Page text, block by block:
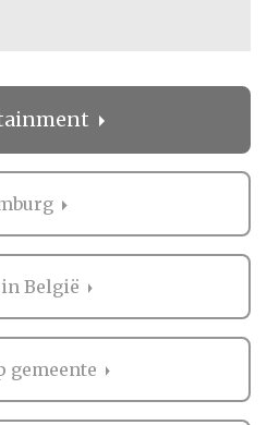
van de pagina
en ontdekt wat het
op feestjes moet
geweldige
je net zo van de
geniet als de
wij de oplossing al
België
gemeente